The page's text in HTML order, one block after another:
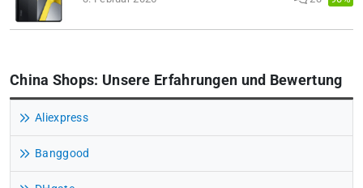
China Shops: Unsere Erfahrungen und Bewertung
Aliexpress
Banggood